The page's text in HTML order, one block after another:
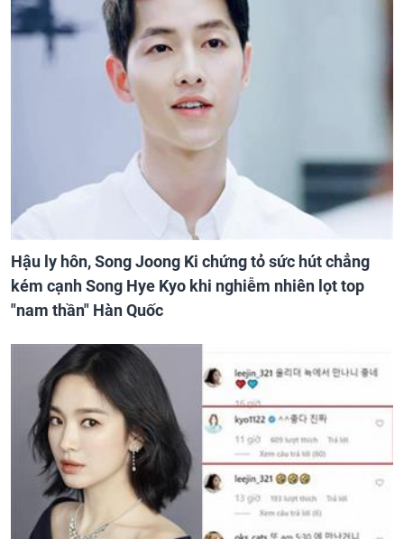
Hậu ly hôn, Song Joong Ki chứng tỏ sức hút chẳng
kém cạnh Song Hye Kyo khi nghiễm nhiên lọt top
"nam thần" Hàn Quốc